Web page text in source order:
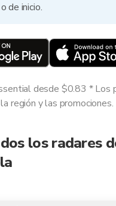
de inicio.
desde $0.83 * Los
región y las promociones.
los radares